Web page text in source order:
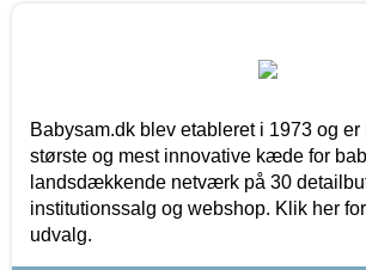
Babysam.dk blev etableret i 1973 og er
største og mest innovative kæde for
landsdækkende netværk på 30
institutionssalg og webshop. Klik her
udvalg.